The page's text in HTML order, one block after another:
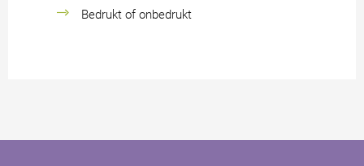
Bedrukt of onbedrukt